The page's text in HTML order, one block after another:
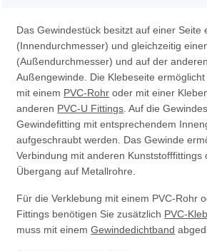
Das Gewindestück besitzt auf einer Seite
(Innendurchmesser) und gleichzeitig
(Außendurchmesser) und auf der
Außengewinde. Die Klebeseite
mit einem PVC-Rohr oder mit einer
anderen PVC-U Fittings . Auf die
Gewindefitting mit entsprechendem
aufgeschraubt werden. Das Gewinde
Verbindung mit anderen Kunststofffittings
Übergang auf Metallrohre.
Für die Verklebung mit einem PVC-Rohr
Fittings benötigen Sie zusätzlich PVC-
muss mit einemGewindedichtband